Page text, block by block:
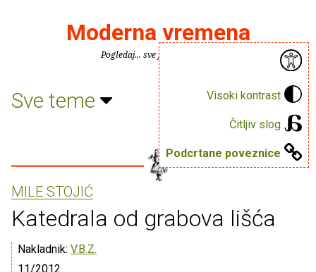
Visoki kontrast
Čitljiv slog
Podcrtane poveznice
Moderna vremena
Pogledaj... sve je puno knjiga.
Sve teme
MILE STOJIĆ
Katedrala od grabova lišća
Nakladnik: V.B.Z.
11/2012.